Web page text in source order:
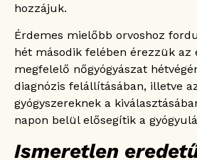
hozzájuk.
Érdemes mielőbb orvoshoz
hét második felében érezzük az
megfelelő nőgyógyászat
diagnózis felállításában, illetve
gyógyszereknek a
napon belül elősegítik a
Ismeretlen